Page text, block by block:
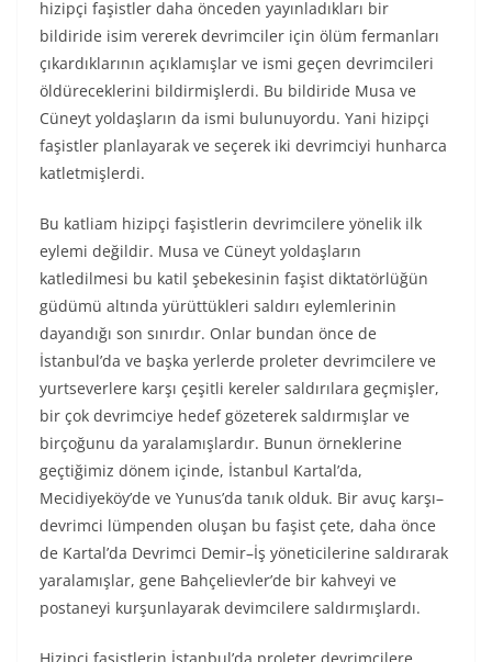
hizipçi faşistler daha önceden yayınladıkları bir
bildiride isim vererek devrimciler için ölüm fermanları
çıkardıklarının açıklamışlar ve ismi geçen devrimcileri
öldüreceklerini bildirmişlerdi. Bu bildiride Musa ve
Cüneyt yoldaşların da ismi bulunuyordu. Yani hizipçi
faşistler planlayarak ve seçerek iki devrimciyi hunharca
katletmişlerdi.
Bu katliam hizipçi faşistlerin devrimcilere yönelik ilk
eylemi değildir. Musa ve Cüneyt yoldaşların
katledilmesi bu katil şebekesinin faşist diktatörlüğün
güdümü altında yürüttükleri saldırı eylemlerinin
dayandığı son sınırdır. Onlar bundan önce de
İstanbul’da ve başka yerlerde proleter devrimcilere ve
yurtseverlere karşı çeşitli kereler saldırılara geçmişler,
bir çok devrimciye hedef gözeterek saldırmışlar ve
birçoğunu da yaralamışlardır. Bunun örneklerine
geçtiğimiz dönem içinde, İstanbul Kartal’da,
Mecidiyeköy’de ve Yunus’da tanık olduk. Bir avuç karşı–
devrimci lümpenden oluşan bu faşist çete, daha önce
de Kartal’da Devrimci Demir–İş yöneticilerine saldırarak
yaralamışlar, gene Bahçelievler’de bir kahveyi ve
postaneyi kurşunlayarak devimcilere saldırmışlardı.